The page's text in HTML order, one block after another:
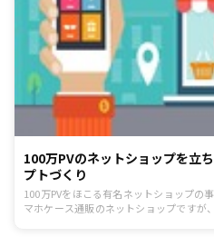
100万PVのネットショップを立
プトづくり
100万PVをほこる有名ネットショップの
マホケース通販のネットショップですが